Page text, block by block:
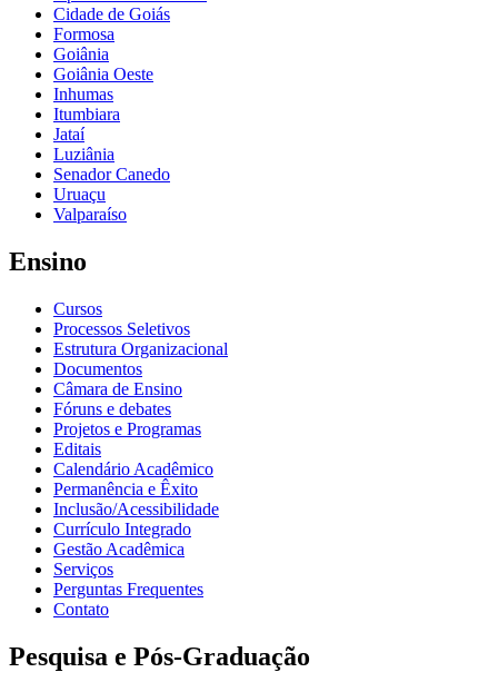
Cidade de Goiás
Formosa
Goiânia
Goiânia Oeste
Inhumas
Itumbiara
Jataí
Luziânia
Senador Canedo
Uruaçu
Valparaíso
Ensino
Cursos
Processos Seletivos
Estrutura Organizacional
Documentos
Câmara de Ensino
Fóruns e debates
Projetos e Programas
Editais
Calendário Acadêmico
Permanência e Êxito
Inclusão/Acessibilidade
Currículo Integrado
Gestão Acadêmica
Serviços
Perguntas Frequentes
Contato
Pesquisa e Pós-Graduação